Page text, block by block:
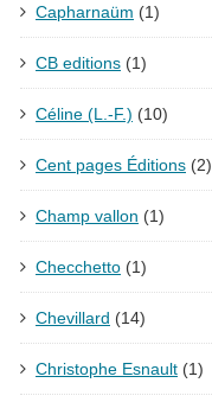
Capharnaüm (1)
CB editions (1)
Céline (L.-F.) (10)
Cent pages Éditions (2)
Champ vallon (1)
Checchetto (1)
Chevillard (14)
Christophe Esnault (1)